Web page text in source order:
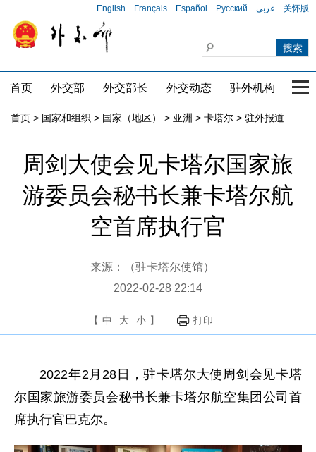
English Français Español Русский عربي 关怀版
首页 外交部 外交部长 外交动态 驻外机构 国
首页 > 国家和组织 > 国家（地区） > 亚洲 > 卡塔尔 > 驻外报道
周剑大使会见卡塔尔国家旅
游委员会秘书长兼卡塔尔航
空首席执行官
来源：（驻卡塔尔使馆）
2022-02-28 22:14
【 中 大 小 】 打印
2022年2月28日，驻卡塔尔大使周剑会见卡塔
尔国家旅游委员会秘书长兼卡塔尔航空集团公司首
席执行官巴克尔。